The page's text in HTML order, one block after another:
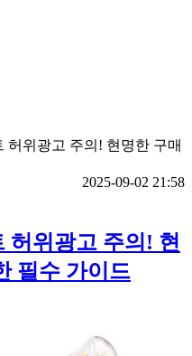
허위광고 주의! 현명한 구매
2025-09-02 21:58
허위광고 주의! 현
필수 가이드